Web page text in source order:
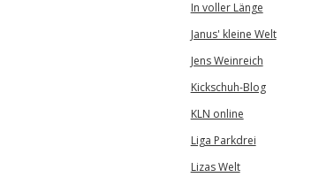
In voller Länge
Janus' kleine Welt
Jens Weinreich
Kickschuh-Blog
KLN online
Liga Parkdrei
Lizas Welt